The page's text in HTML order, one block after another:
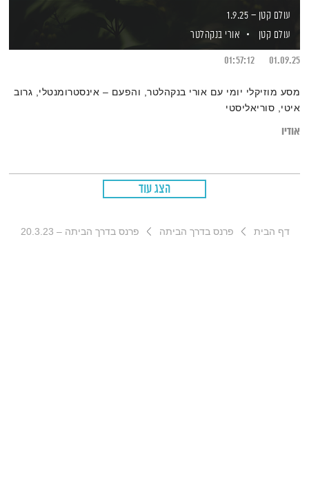
עולם קטן – 1.9.25
עולם קטן
אורי בנקהלטר
01.09.25
01:57:12
מסע מוזיקלי יומי עם אורי בנקהלטר, והפעם – אינסטרומנטלי, גרוב
איטי, סוריאליסטי
אודיו
הצג עוד
דף הבית פרנס בדרך הביתה פרנס בדרך הביתה – 20.3.23